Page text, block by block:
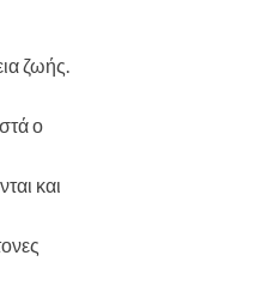
ζωής.
ο
και